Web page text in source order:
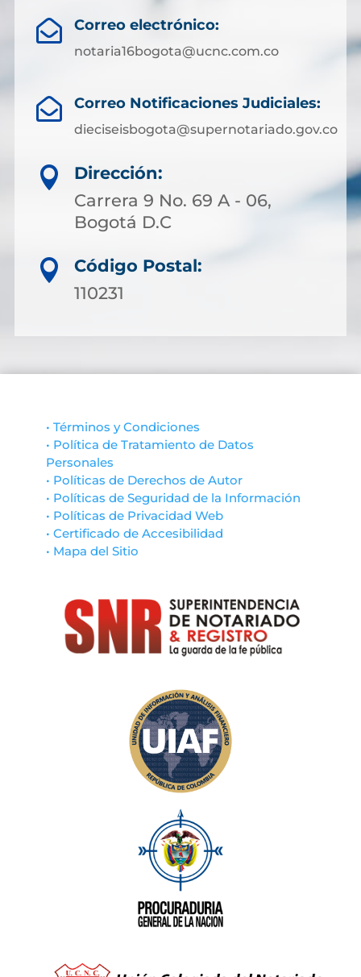
 Correo electrónico:
notaria16bogota@ucnc.com.co
 Correo Notificaciones Judiciales:
dieciseisbogota@supernotariado.gov.co

Dirección:
Carrera 9 No. 69 A - 06,
Bogotá D.C

Código Postal:
110231
• Términos y Condiciones
• Política de Tratamiento de Datos
Personales
• Políticas de Derechos de Autor
• Políticas de Seguridad de la Información
• Políticas de Privacidad Web
• Certificado de Accesibilidad
• Mapa del Sitio